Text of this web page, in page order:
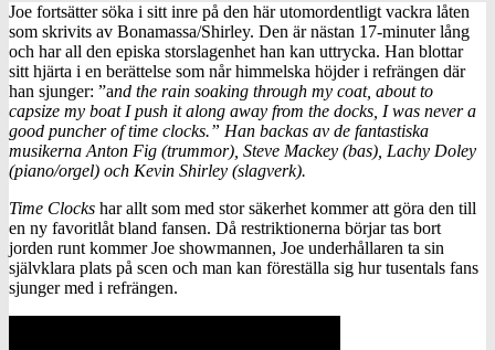
Joe fortsätter söka i sitt inre på den här utomordentligt vackra låten
som skrivits av Bonamassa/Shirley. Den är nästan 17-minuter lång
och har all den episka storslagenhet han kan uttrycka. Han blottar
sitt hjärta i en berättelse som når himmelska höjder i refrängen där
han sjunger: ”and the rain soaking through my coat, about to
capsize my boat I push it along away from the docks, I was never a
good puncher of time clocks.” Han backas av de fantastiska
musikerna Anton Fig (trummor), Steve Mackey (bas), Lachy Doley
(piano/orgel) och Kevin Shirley (slagverk).
Time Clocks har allt som med stor säkerhet kommer att göra den till
en ny favoritlåt bland fansen. Då restriktionerna börjar tas bort
jorden runt kommer Joe showmannen, Joe underhållaren ta sin
självklara plats på scen och man kan föreställa sig hur tusentals fans
sjunger med i refrängen.